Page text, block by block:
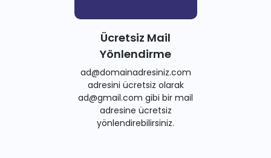
Ücretsiz Mail
Yönlendirme
ad@domainadresiniz.com
adresini ücretsiz olarak
ad@gmail.com gibi bir mail
adresine ücretsiz
yönlendirebilirsiniz.